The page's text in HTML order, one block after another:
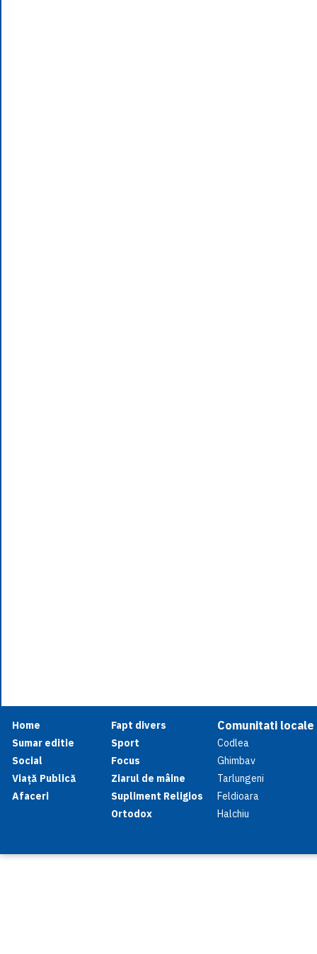
Home
Sumar editie
Social
Viață Publică
Afaceri
Fapt divers
Sport
Focus
Ziarul de mâine
Supliment Religios
Ortodox
Comunitati locale
Codlea
Ghimbav
Tarlungeni
Feldioara
Halchiu